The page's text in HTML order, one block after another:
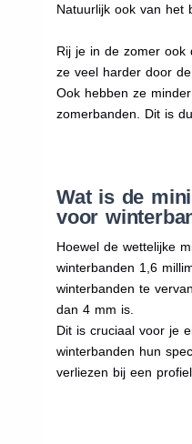
Natuurlijk ook van het
Rij je in de zomer ook
ze veel harder door
Ook hebben ze
zomerbanden. Dit is
Wat is de
voor
Hoewel de wettelijke
winterbanden 1,6
winterbanden te
dan 4 mm is.
Dit is cruciaal voor je
winterbanden hun
verliezen bij een